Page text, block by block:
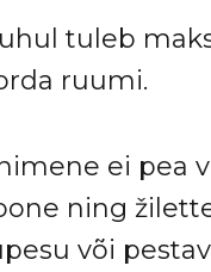
tuleb
ruumi.
ei pea
ning
või